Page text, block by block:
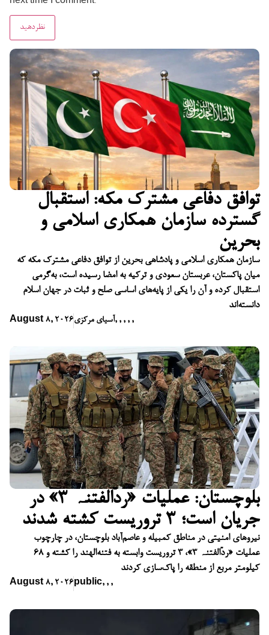
توافق دفاعی مشترک مکه: استقبال
گسترده سازمان همکاری اسلامی و
بحرین
سازمان همکاری اسلامی و پادشاهی بحرین از توافق دفاعی مشترک مکه که
میان پاکستان، عربستان سعودی و ترکیه به امضا رسیده است، به‌گرمی
استقبال کرده و آن را یکی از پایه‌های اساسی صلح و ثبات در جهان اسلام
دانسته‌اند
August 8, 2026آسیای مرکزی, , , , ,
بلوچستان: عملیات «ردّالفتنہ ۳» در
جریان است؛ ۳ تروریست کشته شدند
نیروهای امنیتی در مناطق کمبیله و عاصم‌آباد بلوچستان، در چارچوب
عملیات «ردّالفتنہ ۳»، ۳ تروریست وابسته به فتنه‌الهند را کشته و ۶۸
کیلومتر مربع از منطقه را پاک‌سازی کردند
August 8, 2026 public, , ,